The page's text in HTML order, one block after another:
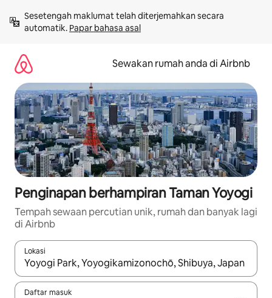
kandungan
Sesetengah maklumat telah diterjemahkan secara
automatik. Papar bahasa asal
Sewakan rumah anda di Airbnb
Penginapan berhampiran Taman Yoyogi
Tempah sewaan percutian unik, rumah dan banyak lagi
di Airbnb
Lokasi
Apabila hasil tersedia, navigasi dengan kekunci anak panah
Daftar masuk